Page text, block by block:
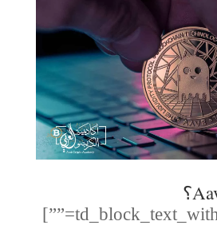
[td_block_text_with_title tdc_css=””]